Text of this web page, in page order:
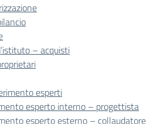
– acquisti
esperti
esperto interno – progettista
esperto esterno – collaudatore